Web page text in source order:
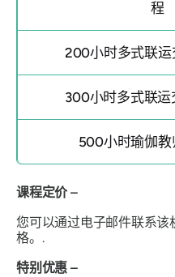
程
200小时多式联运
300小时多式联运
500小时瑜伽教
课程定价 –
您可以通过电子邮件联系
格。.
特别优惠 –